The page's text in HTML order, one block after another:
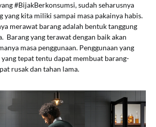
#BijakBerkonsumsi, sudah seharusnya
yang kita miliki sampai masa pakainya habis.
merawat barang adalah bentuk tanggung
Barang yang terawat dengan baik akan
masa penggunaan. Penggunaan yang
tepat tentu dapat membuat barang-
rusak dan tahan lama.